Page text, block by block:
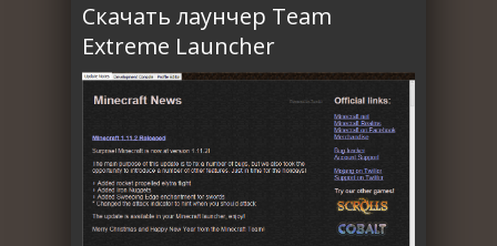
Скачать лаунчер Team
Extreme Launcher